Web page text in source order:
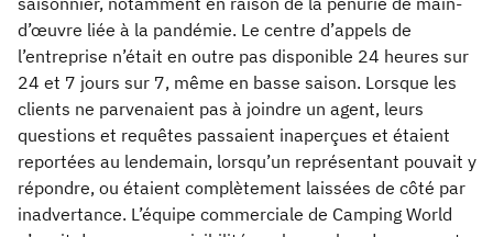
d’œuvre liée à la pandémie. Le centre d’appels de
l’entreprise n’était en outre pas disponible 24 heures sur
24 et 7 jours sur 7, même en basse saison. Lorsque les
clients ne parvenaient pas à joindre un agent, leurs
questions et requêtes passaient inaperçues et étaient
reportées au lendemain, lorsqu’un représentant pouvait y
répondre, ou étaient complètement laissées de côté par
inadvertance. L’équipe commerciale de Camping World